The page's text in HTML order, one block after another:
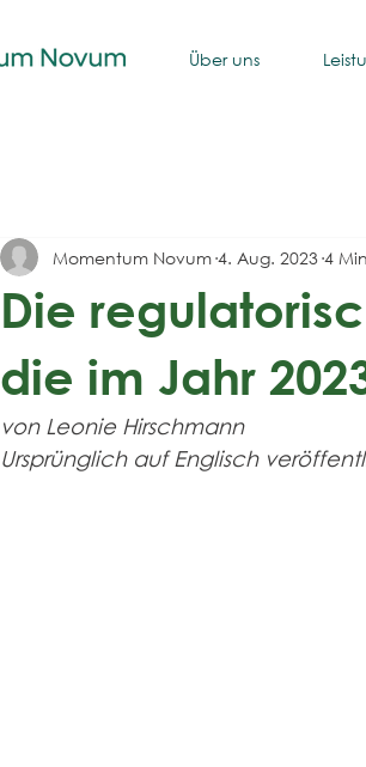
Über uns
Die
die im Jahr
Momentum Novum 4. Aug. 2023 4
von Leonie Hirschmann
Ursprünglich auf Englisch